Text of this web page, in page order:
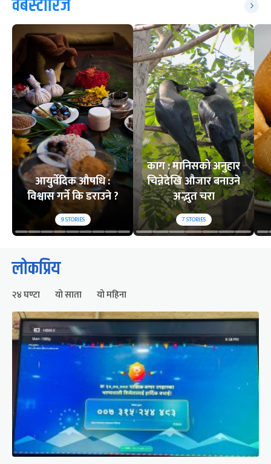
वेबस्टोरिज
आयुर्वेदिक औषधि :
विश्वास गर्ने कि डराउने ?
9STORIES
काग : मानिसको अनुहार
चिन्नेदेखि औजार बनाउने
अद्भुत चरा
7STORIES
लोकप्रिय
२४ घण्टा यो साता यो महिना